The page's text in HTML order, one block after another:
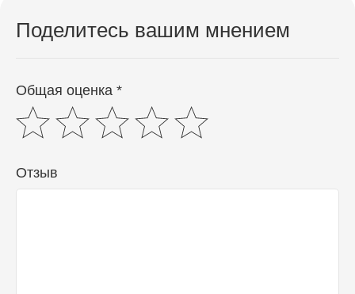
Поделитесь вашим мнением
Общая оценка *
Отзыв